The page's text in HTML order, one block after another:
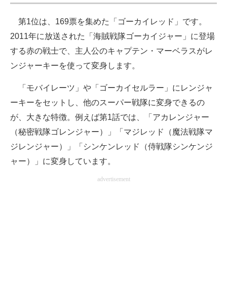
第1位は、169票を集めた「ゴーカイレッド」です。
2011年に放送された「海賊戦隊ゴーカイジャー」に登場
する赤の戦士で、主人公のキャプテン・マーベラスがレ
ンジャーキーを使って変身します。
「モバイレーツ」や「ゴーカイセルラー」にレンジャ
ーキーをセットし、他のスーパー戦隊に変身できるの
が、大きな特徴。例えば第1話では、「アカレンジャー
（秘密戦隊ゴレンジャー）」「マジレッド（魔法戦隊マ
ジレンジャー）」「シンケンレッド（侍戦隊シンケンジ
ャー）」に変身しています。
advertisement